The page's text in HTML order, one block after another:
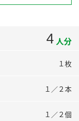
4 人分
１枚
１／２本
１／２個